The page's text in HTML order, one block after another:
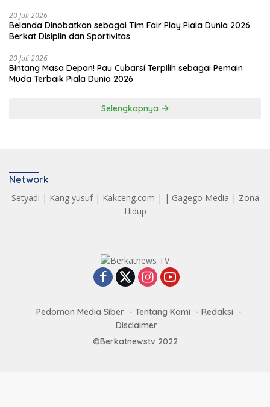
20 Juli 2026
Belanda Dinobatkan sebagai Tim Fair Play Piala Dunia 2026
Berkat Disiplin dan Sportivitas
20 Juli 2026
Bintang Masa Depan! Pau Cubarsí Terpilih sebagai Pemain
Muda Terbaik Piala Dunia 2026
Selengkapnya
Network
Setyadi | Kang yusuf| Kakceng.com | | Gagego Media | Zona
Hidup
Pedoman Media Siber Tentang Kami
Redaksi
Disclaimer
©Berkatnewstv 2022